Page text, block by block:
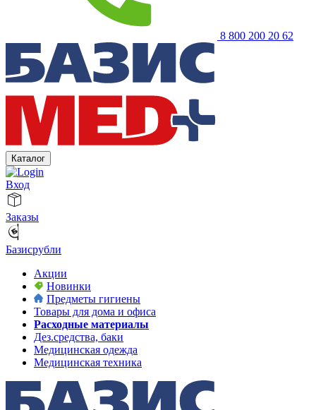
8 800 200 20 62
Каталог
Вход
Заказы
Базисрубли
Акции
Новинки
Предметы гигиены
Товары для дома и офиса
Расходные материалы
Дез.средства, баки
Медицинская одежда
Медицинская техника